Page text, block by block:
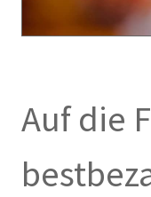
Auf die